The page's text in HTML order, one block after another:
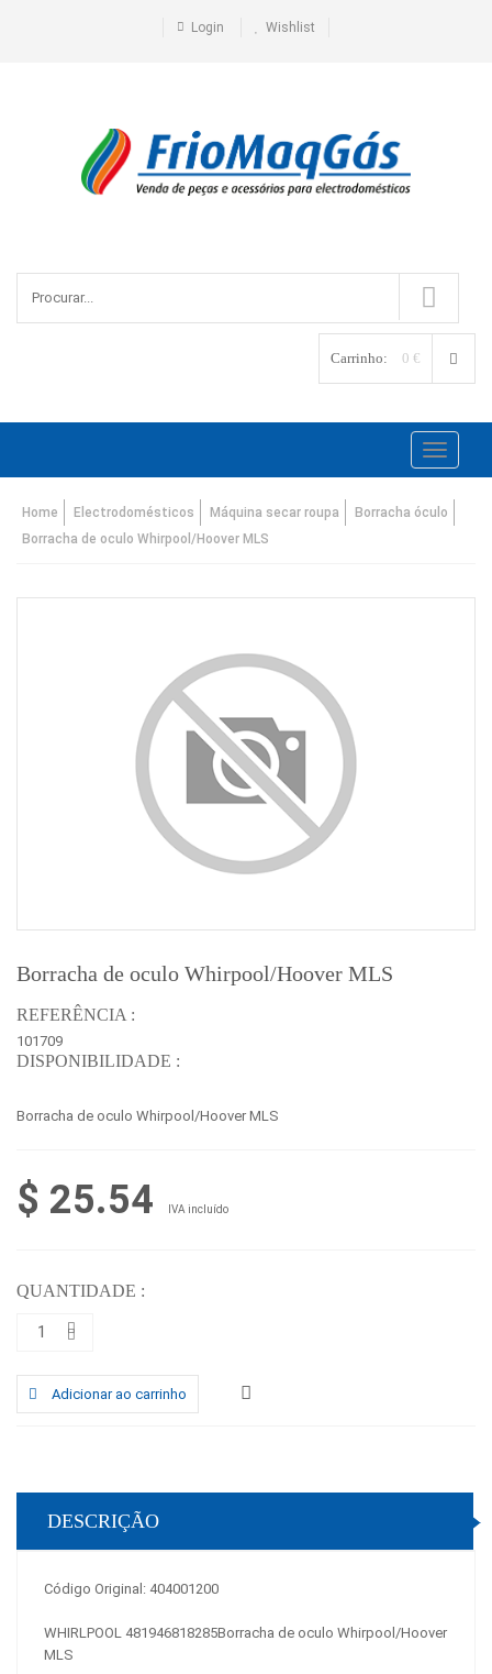
Login Wishlist
Carrinho: 0 €
Toggle
Home Electrodomésticos Máquina secar roupa
Borracha óculo
Borracha de oculo Whirpool/Hoover MLS
Borracha de oculo Whirpool/Hoover MLS
REFERÊNCIA :
101709
DISPONIBILIDADE :
Borracha de oculo Whirpool/Hoover MLS
$ 25.54 IVA incluído
QUANTIDADE :
Adicionar ao carrinho
DESCRIÇÃO
Código Original: 404001200
WHIRLPOOL 481946818285Borracha de oculo Whirpool/Hoover
MLS